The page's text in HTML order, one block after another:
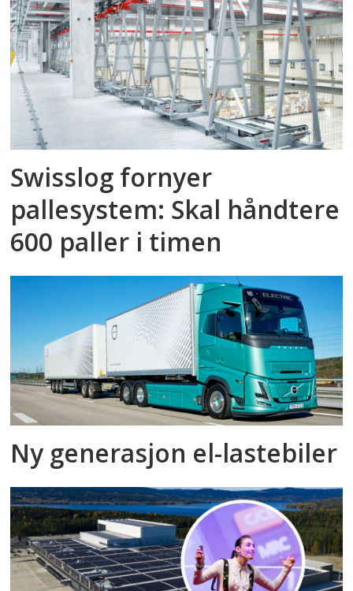
Swisslog fornyer
pallesystem: Skal håndtere
600 paller i timen
Ny generasjon el-lastebiler